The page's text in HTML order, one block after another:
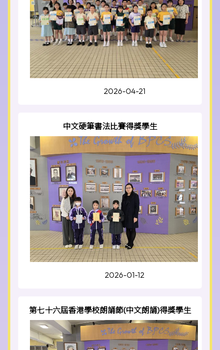
2026-04-21
中文硬筆書法比賽得獎學生
2026-01-12
第七十六屆香港學校朗誦節(中文朗誦)得獎學生